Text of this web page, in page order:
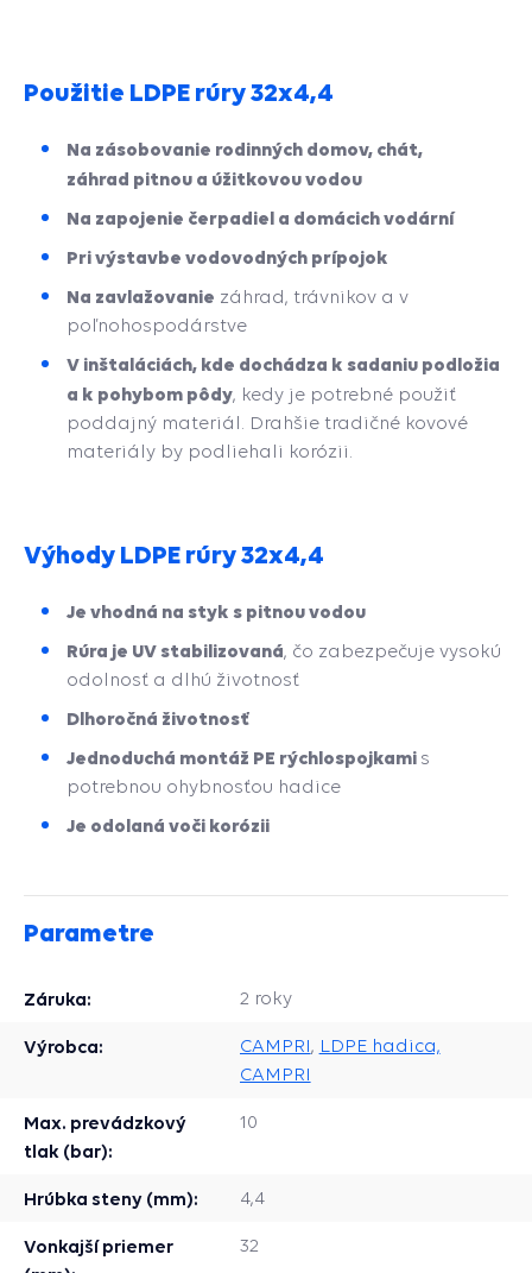
Použitie LDPE rúry 32x4,4
Na zásobovanie rodinných domov, chát,
záhrad pitnou a úžitkovou vodou
Na zapojenie čerpadiel a domácich vodární
Pri výstavbe vodovodných prípojok
Na zavlažovanie záhrad, trávnikov a v
poľnohospodárstve
V inštaláciách, kde dochádza k sadaniu podložia
a k pohybom pôdy, kedy je potrebné použiť
poddajný materiál. Drahšie tradičné kovové
materiály by podliehali korózii.
Výhody LDPE rúry 32x4,4
Je vhodná na styk s pitnou vodou
Rúra je UV stabilizovaná, čo zabezpečuje vysokú
odolnosť a dlhú životnosť
Dlhoročná životnosť
Jednoduchá montáž PE rýchlospojkami s
potrebnou ohybnosťou hadice
Je odolaná voči korózii
Parametre
Záruka: 2 roky
Výrobca: CAMPRI, LDPE hadica,
CAMPRI
Max. prevádzkový
tlak (bar):
10
Hrúbka steny (mm): 4,4
Vonkajší priemer
32